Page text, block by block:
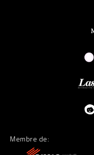
Membre de: